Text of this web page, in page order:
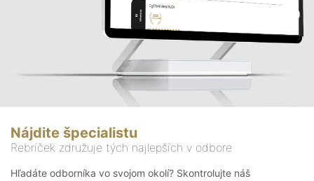
Nájdite špecialistu
Rebríček združuje tých najlepších v odbore
Hľadáte odborníka vo svojom okolí? Skontrolujte náš